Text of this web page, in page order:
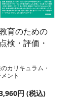
育のための
検・評価・
カリキュラム・
ント
円 (税込)